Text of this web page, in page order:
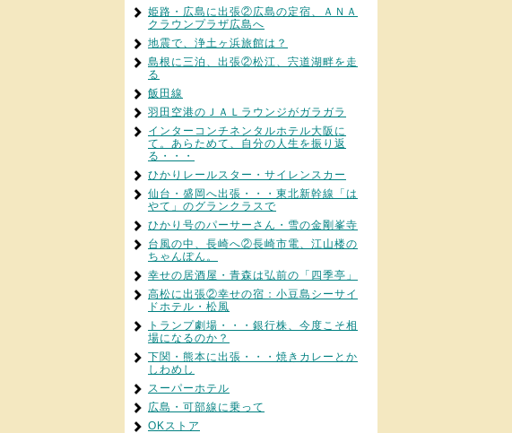
姫路・広島に出張②広島の定宿、ＡＮＡ
クラウンプラザ広島へ
地震で、浄土ヶ浜旅館は？
島根に三泊、出張②松江、宍道湖畔を走
る
飯田線
羽田空港のＪＡＬラウンジがガラガラ
インターコンチネンタルホテル大阪に
て。あらためて、自分の人生を振り返
る・・・
ひかりレールスター・サイレンスカー
仙台・盛岡へ出張・・・東北新幹線「は
やて」のグランクラスで
ひかり号のパーサーさん・雪の金剛峯寺
台風の中、長崎へ②長崎市電、江山楼の
ちゃんぽん。
幸せの居酒屋・青森は弘前の「四季亭」
高松に出張②幸せの宿：小豆島シーサイ
ドホテル・松風
トランプ劇場・・・銀行株、今度こそ相
場になるのか？
下関・熊本に出張・・・焼きカレーとか
しわめし
スーパーホテル
広島・可部線に乗って
OKストア